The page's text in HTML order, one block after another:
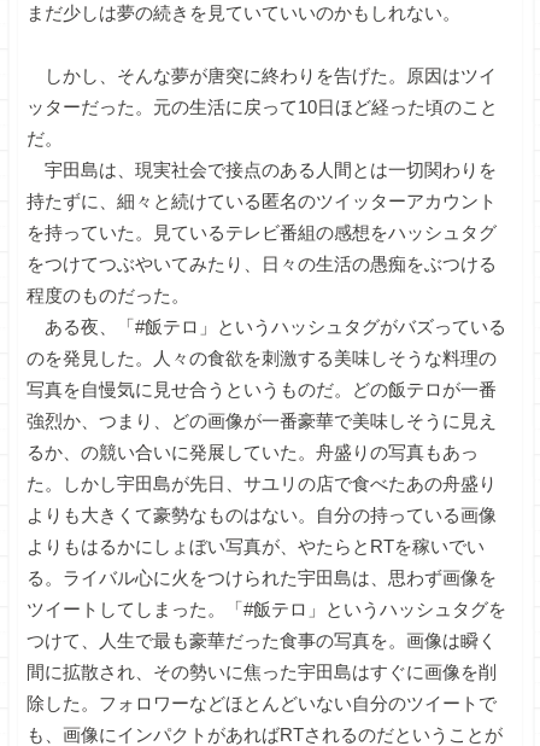
まだ少しは夢の続きを見ていていいのかもしれない。
しかし、そんな夢が唐突に終わりを告げた。原因はツイ
ッターだった。元の生活に戻って10日ほど経った頃のこと
だ。
宇田島は、現実社会で接点のある人間とは一切関わりを
持たずに、細々と続けている匿名のツイッターアカウント
を持っていた。見ているテレビ番組の感想をハッシュタグ
をつけてつぶやいてみたり、日々の生活の愚痴をぶつける
程度のものだった。
ある夜、「#飯テロ」というハッシュタグがバズっている
のを発見した。人々の食欲を刺激する美味しそうな料理の
写真を自慢気に見せ合うというものだ。どの飯テロが一番
強烈か、つまり、どの画像が一番豪華で美味しそうに見え
るか、の競い合いに発展していた。舟盛りの写真もあっ
た。しかし宇田島が先日、サユリの店で食べたあの舟盛り
よりも大きくて豪勢なものはない。自分の持っている画像
よりもはるかにしょぼい写真が、やたらとRTを稼いでい
る。ライバル心に火をつけられた宇田島は、思わず画像を
ツイートしてしまった。「#飯テロ」というハッシュタグを
つけて、人生で最も豪華だった食事の写真を。画像は瞬く
間に拡散され、その勢いに焦った宇田島はすぐに画像を削
除した。フォロワーなどほとんどいない自分のツイートで
も、画像にインパクトがあればRTされるのだということが